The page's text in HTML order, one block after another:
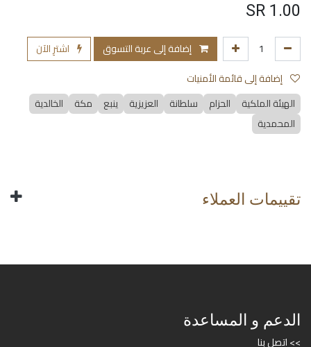
1.00
إضافة إلى عربة التسوق
اشترِ الآن
الهيئة الملكية
الحزام سلطانة العزيزية ينبع مكة
الخالدية
المحمدية
تقييمات العملاء
الدعم و المساعدة
>> اتصل بنا